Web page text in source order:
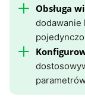
Obsługa
dodawanie